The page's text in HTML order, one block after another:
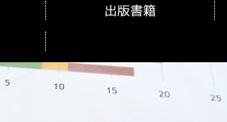
出版書籍